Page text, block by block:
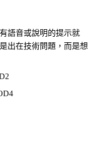
語音或說明的提示就
出在技術問題，而是想